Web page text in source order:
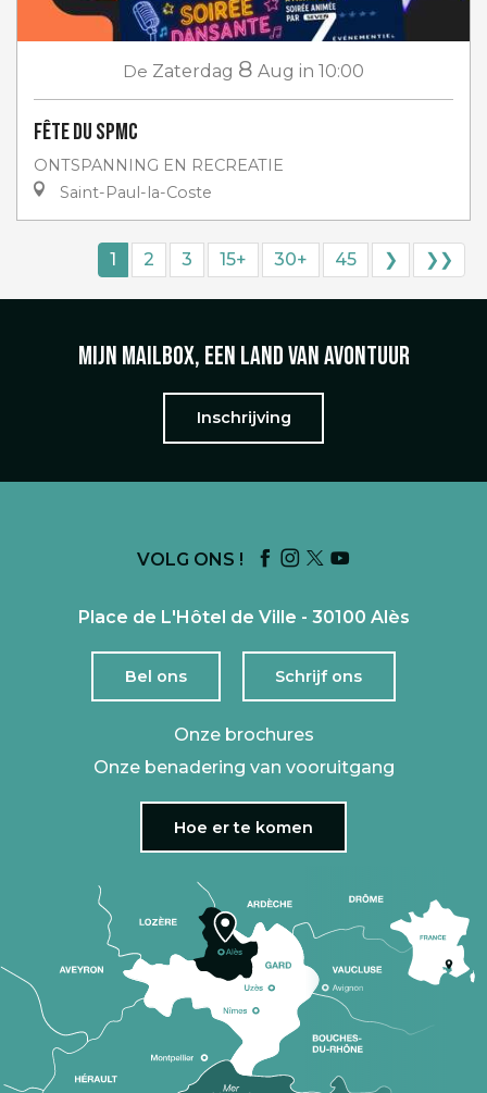
De Zaterdag 8 Aug in 10:00
Fête du SPMC
ONTSPANNING EN RECREATIE
Saint-Paul-la-Coste
1 2 3 15+ 30+ 45 ❯ ❯❯
Mijn mailbox, een land van avontuur
Inschrijving
VOLG ONS !
Place de L'Hôtel de Ville - 30100 Alès
Bel ons Schrijf ons
Onze brochures
Onze benadering van vooruitgang
Hoe er te komen